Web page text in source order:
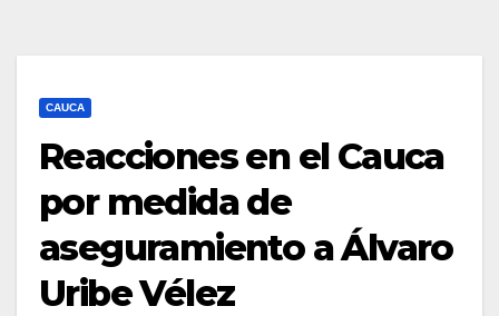
CAUCA
Reacciones en el Cauca
por medida de
aseguramiento a Álvaro
Uribe Vélez